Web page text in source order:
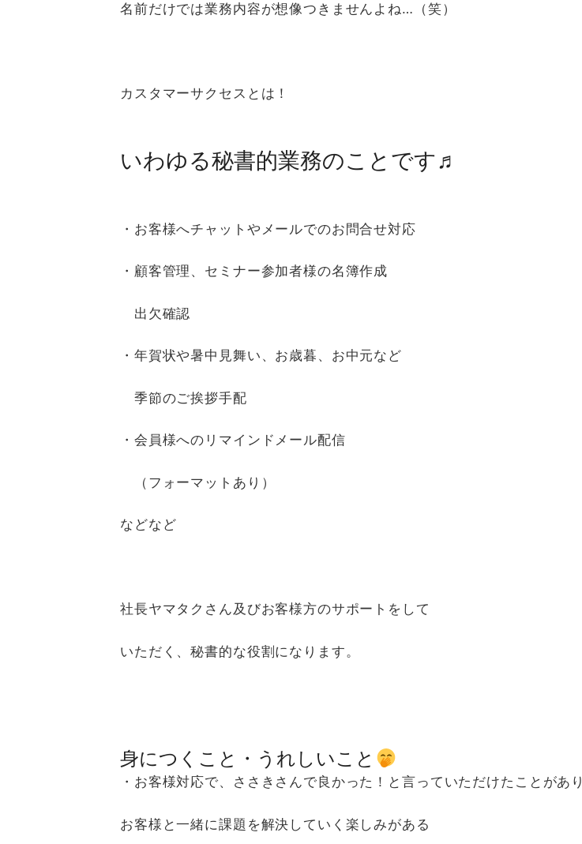
名前だけでは業務内容が想像つきませんよね…（笑）
カスタマーサクセスとは！
いわゆる秘書的業務のことです♬
・お客様へチャットやメールでのお問合せ対応
・顧客管理、セミナー参加者様の名簿作成
出欠確認
・年賀状や暑中見舞い、お歳暮、お中元など
季節のご挨拶手配
・会員様へのリマインドメール配信
（フォーマットあり）
などなど
社長ヤマタクさん及びお客様方のサポートをして
いただく、秘書的な役割になります。
身につくこと・うれしいこと
・お客様対応で、ささきさんで良かった！と言っていただけたことがあり
お客様と一緒に課題を解決していく楽しみがある